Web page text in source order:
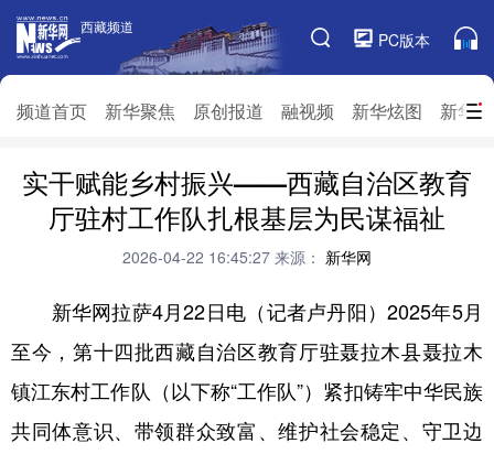
西藏频道
PC版本
频道首页 新华聚焦 原创报道 融视频 新华炫图 新华
西藏频道
频道栏目
频道首页 新华聚焦 原创报道
融视频
新华炫图
新华访谈 新华云直播
视界屋脊
生态西藏 文化旅游
推广信息
实干赋能乡村振兴——西藏自治区教育
厅驻村工作队扎根基层为民谋福祉
2026-04-22 16:45:27 来源： 新华网
新华网拉萨4月22日电（记者卢丹阳）2025年5月
至今，第十四批西藏自治区教育厅驻聂拉木县聂拉木
镇江东村工作队（以下称“工作队”）紧扣铸牢中华民族
共同体意识、带领群众致富、维护社会稳定、守卫边